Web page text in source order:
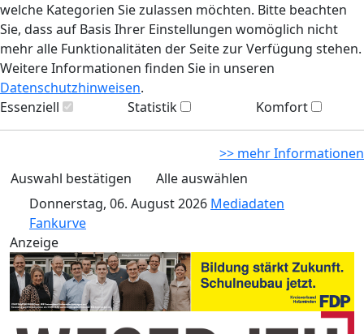
welche Kategorien Sie zulassen möchten. Bitte beachten
Sie, dass auf Basis Ihrer Einstellungen womöglich nicht
mehr alle Funktionalitäten der Seite zur Verfügung stehen.
Weitere Informationen finden Sie in unseren
Datenschutzhinweisen.
Essenziell
Statistik Komfort
>> mehr Informationen
Auswahl bestätigen
Alle auswählen
Donnerstag, 06. August 2026 Mediadaten
Fankurve
Anzeige